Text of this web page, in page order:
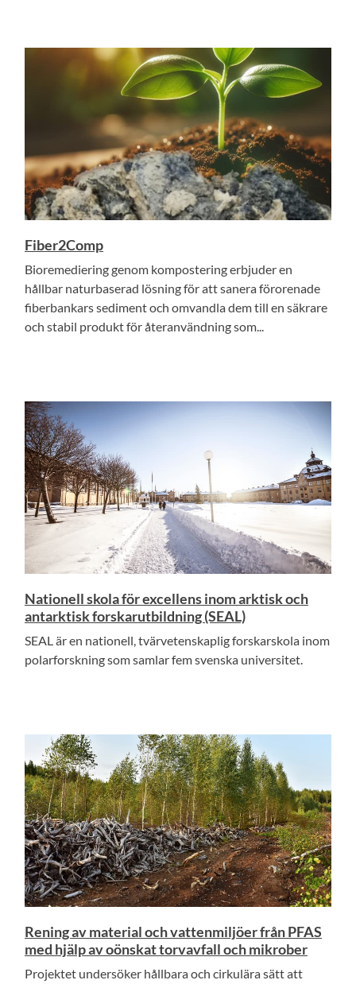
Fiber2Comp
Bioremediering genom kompostering erbjuder en
hållbar naturbaserad lösning för att sanera förorenade
fiberbankars sediment och omvandla dem till en säkrare
och stabil produkt för återanvändning som...
Nationell skola för excellens inom arktisk och
antarktisk forskarutbildning (SEAL)
SEAL är en nationell, tvärvetenskaplig forskarskola inom
polarforskning som samlar fem svenska universitet.
Rening av material och vattenmiljöer från PFAS
med hjälp av oönskat torvavfall och mikrober
Projektet undersöker hållbara och cirkulära sätt att